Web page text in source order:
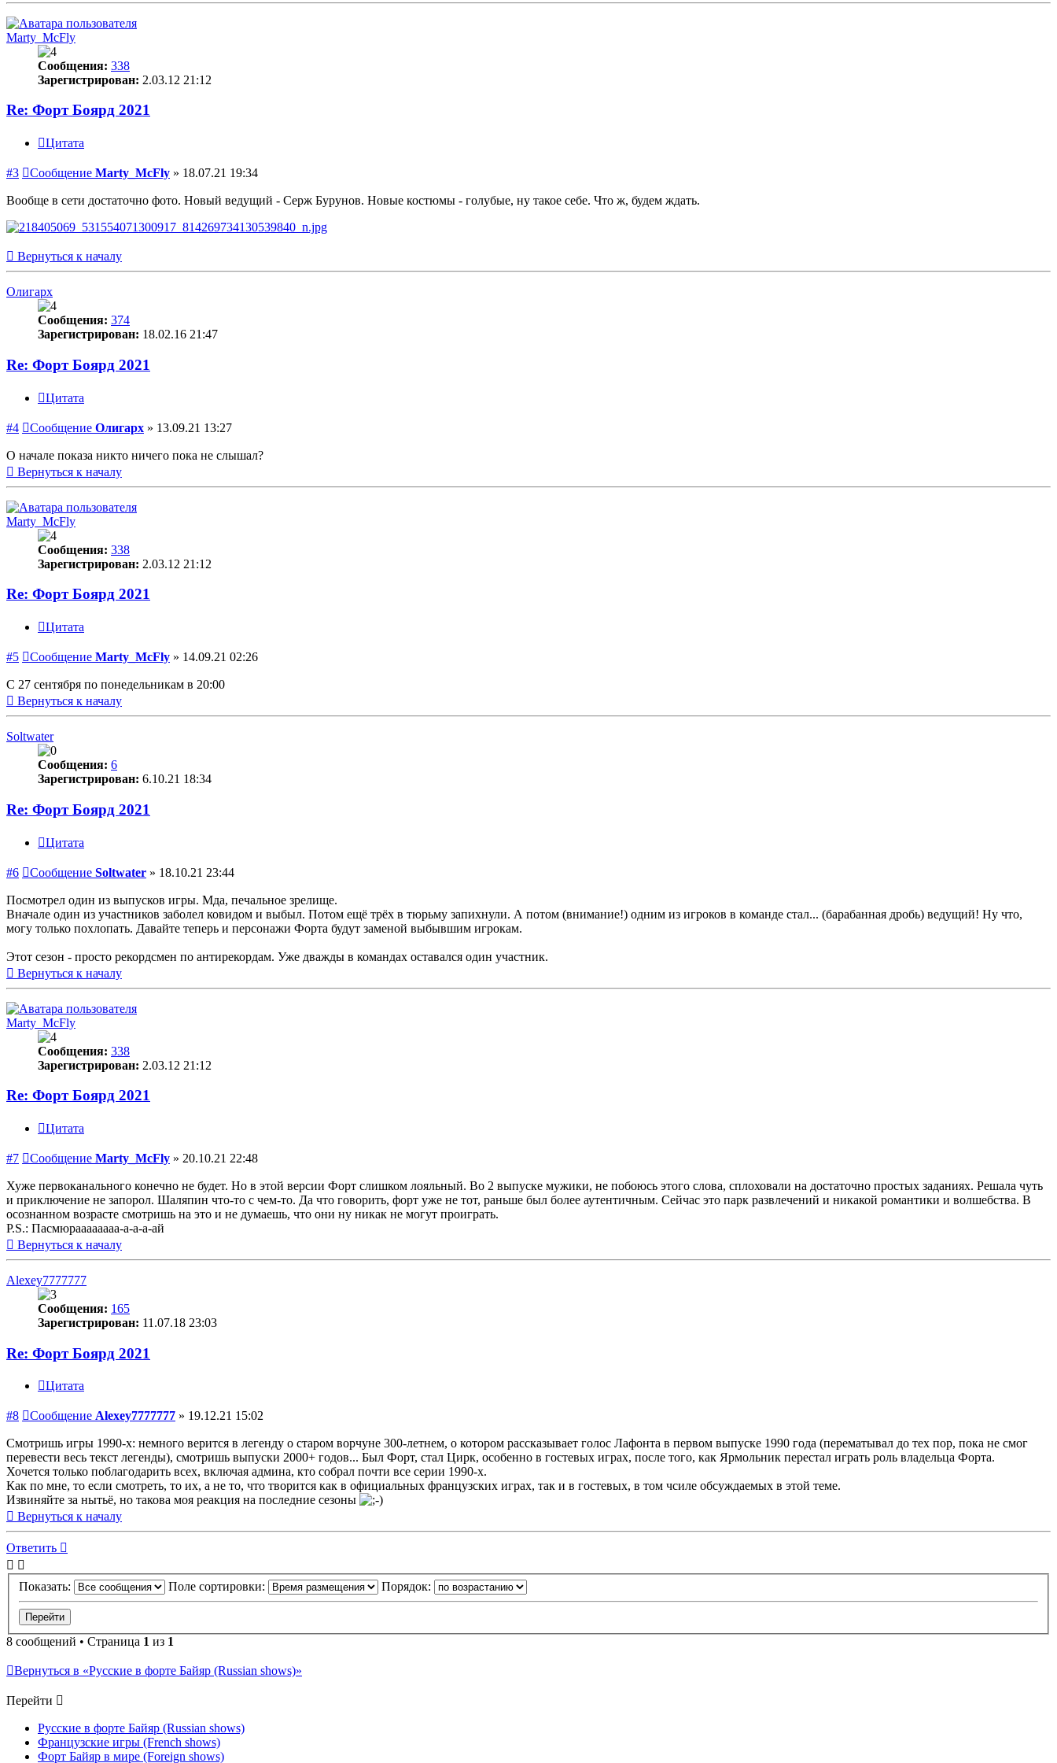
Marty_McFly
Сообщения: 338
Зарегистрирован: 2.03.12 21:12
Re: Форт Боярд 2021
Цитата
#3 Сообщение Marty_McFly » 18.07.21 19:34
Вообще в сети достаточно фото. Новый ведущий - Серж Бурунов. Новые костюмы - голубые, ну такое себе. Что ж, будем ждать.
Вернуться к началу
Олигарх
Сообщения: 374
Зарегистрирован: 18.02.16 21:47
Re: Форт Боярд 2021
Цитата
#4 Сообщение Олигарх » 13.09.21 13:27
О начале показа никто ничего пока не слышал?
Вернуться к началу
Marty_McFly
Сообщения: 338
Зарегистрирован: 2.03.12 21:12
Re: Форт Боярд 2021
Цитата
#5 Сообщение Marty_McFly » 14.09.21 02:26
С 27 сентября по понедельникам в 20:00
Вернуться к началу
Soltwater
Сообщения: 6
Зарегистрирован: 6.10.21 18:34
Re: Форт Боярд 2021
Цитата
#6 Сообщение Soltwater » 18.10.21 23:44
Посмотрел один из выпусков игры. Мда, печальное зрелище.
Вначале один из участников заболел ковидом и выбыл. Потом ещё трёх в тюрьму запихнули. А потом (внимание!) одним из игроков в команде стал... (барабанная дробь) ведущий! Ну что,
могу только похлопать. Давайте теперь и персонажи Форта будут заменой выбывшим игрокам.
Этот сезон - просто рекордсмен по антирекордам. Уже дважды в командах оставался один участник.
Вернуться к началу
Marty_McFly
Сообщения: 338
Зарегистрирован: 2.03.12 21:12
Re: Форт Боярд 2021
Цитата
#7 Сообщение Marty_McFly » 20.10.21 22:48
Хуже первоканального конечно не будет. Но в этой версии Форт слишком лояльный. Во 2 выпуске мужики, не побоюсь этого слова, сплоховали на достаточно простых заданиях. Решала чуть
и приключение не запорол. Шаляпин что-то с чем-то. Да что говорить, форт уже не тот, раньше был более аутентичным. Сейчас это парк развлечений и никакой романтики и волшебства. В
осознанном возрасте смотришь на это и не думаешь, что они ну никак не могут проиграть.
P.S.: Пасмюраааааааа-а-а-а-ай
Вернуться к началу
Alexey7777777
Сообщения: 165
Зарегистрирован: 11.07.18 23:03
Re: Форт Боярд 2021
Цитата
#8 Сообщение Alexey7777777 » 19.12.21 15:02
Смотришь игры 1990-х: немного верится в легенду о старом ворчуне 300-летнем, о котором рассказывает голос Лафонта в первом выпуске 1990 года (перематывал до тех пор, пока не смог
перевести весь текст легенды), смотришь выпуски 2000+ годов... Был Форт, стал Цирк, особенно в гостевых играх, после того, как Ярмольник перестал играть роль владельца Форта.
Хочется только поблагодарить всех, включая админа, кто собрал почти все серии 1990-х.
Как по мне, то если смотреть, то их, а не то, что творится как в официальных французских играх, так и в гостевых, в том чсиле обсуждаемых в этой теме.
Извиняйте за нытьё, но такова моя реакция на последние сезоны
Вернуться к началу
Ответить
Показать: Поле сортировки: Порядок:
8 сообщений • Страница 1 из 1
Вернуться в «Русские в форте Байяр (Russian shows)»
Перейти
Русские в форте Байяр (Russian shows)
Французские игры (French shows)
Форт Байяр в мире (Foreign shows)